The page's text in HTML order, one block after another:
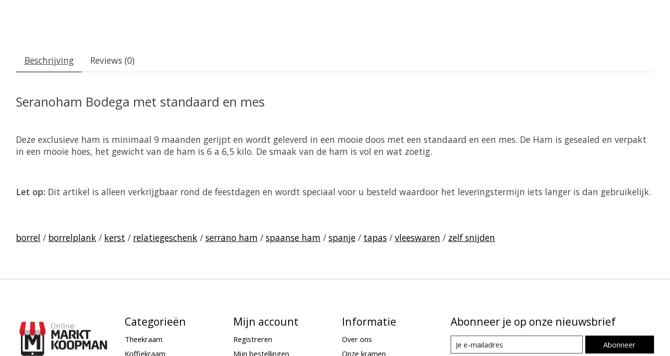
Beschrijving Reviews (0)
Seranoham Bodega met standaard en mes
Deze exclusieve ham is minimaal 9 maanden gerijpt en wordt geleverd in een mooie doos met een standaard en een mes. De Ham is gesealed en verpakt
in een mooie hoes, het gewicht van de ham is 6 a 6,5 kilo. De smaak van de ham is vol en wat zoetig.
Let op: Dit artikel is alleen verkrijgbaar rond de feestdagen en wordt speciaal voor u besteld waardoor het leveringstermijn iets langer is dan gebruikelijk.
borrel / borrelplank / kerst / relatiegeschenk / serrano ham / spaanse ham / spanje / tapas / vleeswaren / zelf snijden
Categorieën
Theekraam
Koffiekraam
Mijn account
Registreren
Mijn bestellingen
Informatie
Over ons
Onze kramen
Abonneer je op onze nieuwsbrief
Abonneer